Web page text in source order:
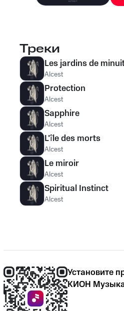
Треки
Les jardins de
Alcest
Protection
Alcest
Sapphire
Alcest
L'île des morts
Alcest
Le miroir
Alcest
Spiritual Instinct
Alcest
Установите
КИОН